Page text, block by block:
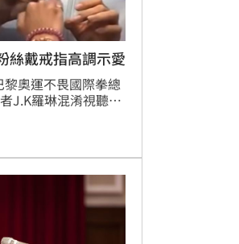
戴戒指高調示愛
奧運不畏國際拳總
J.K羅琳混淆視聽輿
封「台灣女兒」，
不僅有粉絲帶收藏
戒指，希望能讓林
自強嚇了一跳。